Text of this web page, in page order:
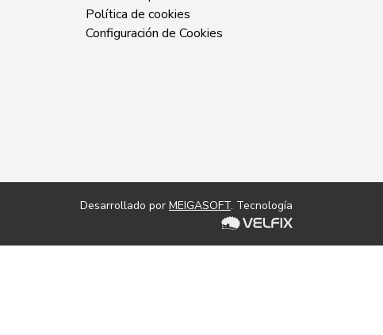
Política de cookies
Configuración de Cookies
Desarrollado por MEIGASOFT. Tecnología